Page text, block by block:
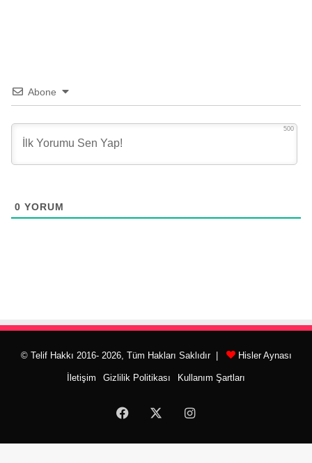
Abone
500
0 YORUM
© Telif Hakkı 2016- 2026, Tüm Hakları Saklıdır | Hisler Aynası
İletişim Gizlilik Politikası Kullanım Şartları
Facebook Instagram